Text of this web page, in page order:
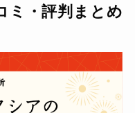
ミ・評判まとめ